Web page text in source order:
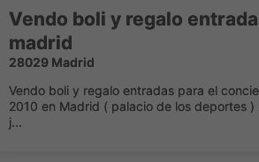
Vendo boli y regalo
madrid
28029 Madrid
Vendo boli y regalo entradas para el
2010 en Madrid ( palacio de los deportes )
j...